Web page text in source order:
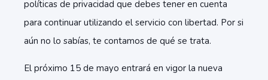
políticas de privacidad que debes tener en cuenta
para continuar utilizando el servicio con libertad. Por si
aún no lo sabías, te contamos de qué se trata.
El próximo 15 de mayo entrará en vigor la nueva